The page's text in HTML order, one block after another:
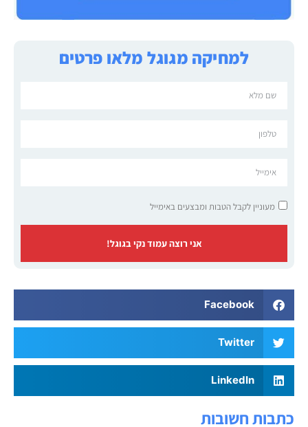
למחיקה מגוגל מלאו פרטים
מעוניין לקבל הטבות ומבצעים באימייל
אני רוצה עמוד נקי בגוגל!
Facebook
Twitter
LinkedIn
כתבות חשובות